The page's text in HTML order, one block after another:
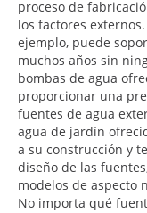
proceso de
los factores
ejemplo, puede
muchos años sin
bombas de agua
proporcionar una
fuentes de agua
agua de jardín
a su construcción y
diseño de las
modelos de aspecto
No importa qué